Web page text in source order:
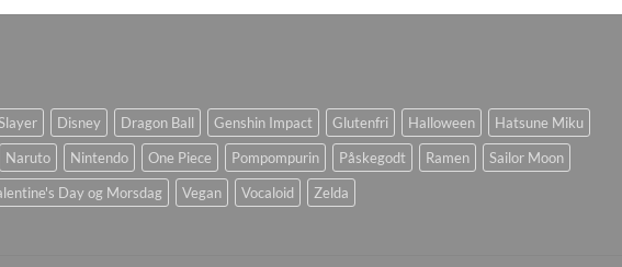
Disney Dragon Ball Genshin Impact Glutenfri Halloween
Hatsune Miku
Naruto Nintendo One Piece Pompompurin Påskegodt Ramen
Sailor Moon
Day og Morsdag Vegan Vocaloid Zelda